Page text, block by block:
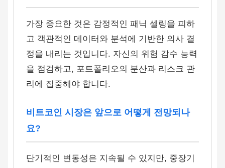
가장 중요한 것은 감정적인 패닉 셀링을 피하
고 객관적인 데이터와 분석에 기반한 의사 결
정을 내리는 것입니다. 자신의 위험 감수 능력
을 점검하고, 포트폴리오의 분산과 리스크 관
리에 집중해야 합니다.
비트코인 시장은 앞으로 어떻게 전망되나
요?
단기적인 변동성은 지속될 수 있지만, 중장기